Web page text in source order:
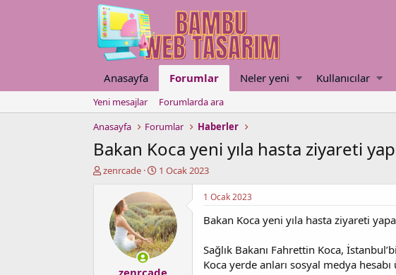
Anasayfa Forumlar Neler yeni Kullanıcılar
Yeni mesajlar
Forumlarda ara
Anasayfa
Forumlar Haberler
Bakan Koca yeni yıla hasta ziyareti
K
zenrcade
B
ş
l
a
n
g
ı
ç
1 Ocak 2023
zenrcade
1 Ocak 2023
Bakan Koca yeni yıla hasta ziyareti
Sağlık Bakanı Fahrettin Koca,
Koca yerde anları sosyal medya